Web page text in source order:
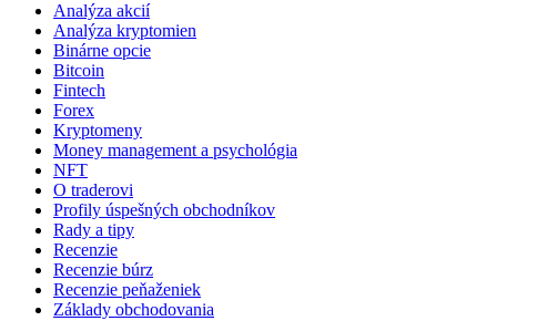
Analýza akcií
Analýza kryptomien
Binárne opcie
Bitcoin
Fintech
Forex
Kryptomeny
Money management a psychológia
NFT
O traderovi
Profily úspešných obchodníkov
Rady a tipy
Recenzie
Recenzie búrz
Recenzie peňaženiek
Základy obchodovania